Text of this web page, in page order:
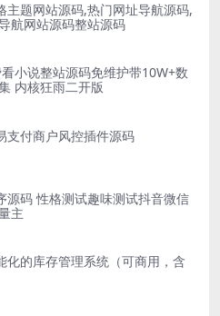
主题网站源码,热门网址导航源码,
航网站源码整站源码
看小说整站源码免维护带10W+数
内核狂雨二开版
支付商户风控插件源码
源码 性格测试趣味测试抖音微信
主
化的库存管理系统（可商用，含